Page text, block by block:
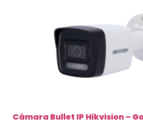
LIUF/SL(2.8mm))
Cámara Bullet IP Hikvision –